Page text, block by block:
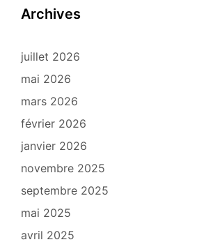
Archives
juillet 2026
mai 2026
mars 2026
février 2026
janvier 2026
novembre 2025
septembre 2025
mai 2025
avril 2025